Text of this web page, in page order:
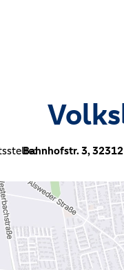
Bahnhofstr. 3,32312